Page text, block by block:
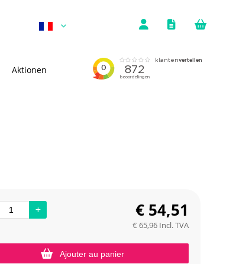
Aktionen
€ 54,51
€ 65,96 Incl. TVA
Ajouter au panier